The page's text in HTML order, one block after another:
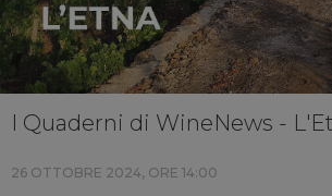
I Quaderni di WineNews -
26 OTTOBRE 2024, ORE 14:00